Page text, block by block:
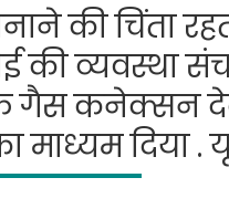
ने
दी
सुर्खियां
बार
70
से
75
तक
रह
की चिंता
की व्यवस्था
गैस कनेक्सन
दिया .